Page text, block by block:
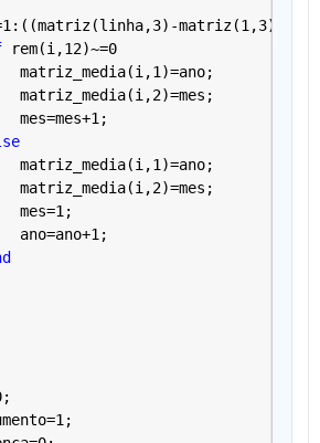
rem(i,12)~=0
matriz_media(i,1)=ano;
matriz_media(i,2)=mes;
mes=mes+1;
matriz_media(i,1)=ano;
matriz_media(i,2)=mes;
mes=1;
ano=ano+1;